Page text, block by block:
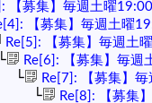
【募集】毎週土曜
【募集】毎週土曜
Re[5]: 【募集】毎週土
Re[6]: 【募集】毎週
Re[7]: 【募集】
Re[8]: 【募集